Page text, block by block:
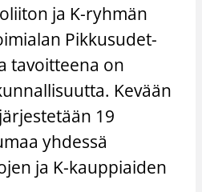
ja K-ryhmän
Pikkusudet-
tavoitteena on
Kevään
19
yhdessä
ja K-kauppiaiden